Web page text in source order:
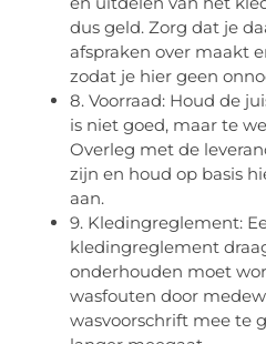
dus geld. Zorg dat je
afspraken over maakt
zodat je hier geen
8. Voorraad: Houd de
is niet goed, maar te
Overleg met de
zijn en houd op basis
aan.
9. Kledingreglement:
kledingreglement
onderhouden moet
wasfouten door
wasvoorschrift mee te